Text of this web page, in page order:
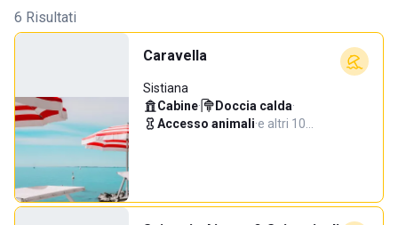
6 Risultati
Caravella
Sistiana
Cabine· Doccia calda·
Accesso animali·e altri 10…